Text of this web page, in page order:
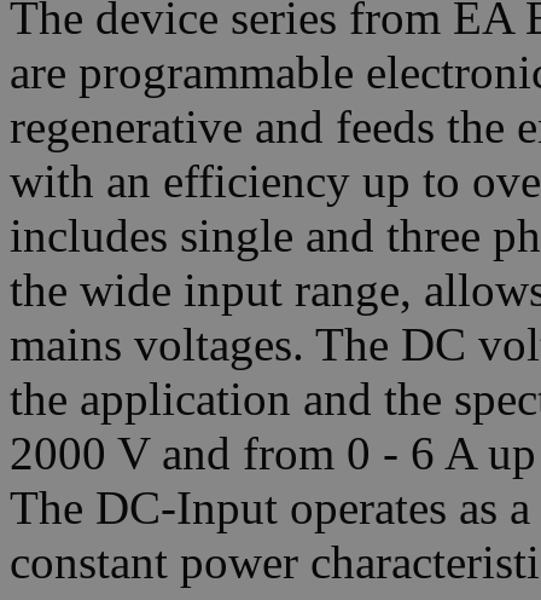
The device series from
are programmable
regenerative and feeds the
with an efficiency up to
includes single and three
the wide input range,
mains voltages. The DC
the application and the
2000 V and from 0 - 6 A
The DC-Input operates as
constant power